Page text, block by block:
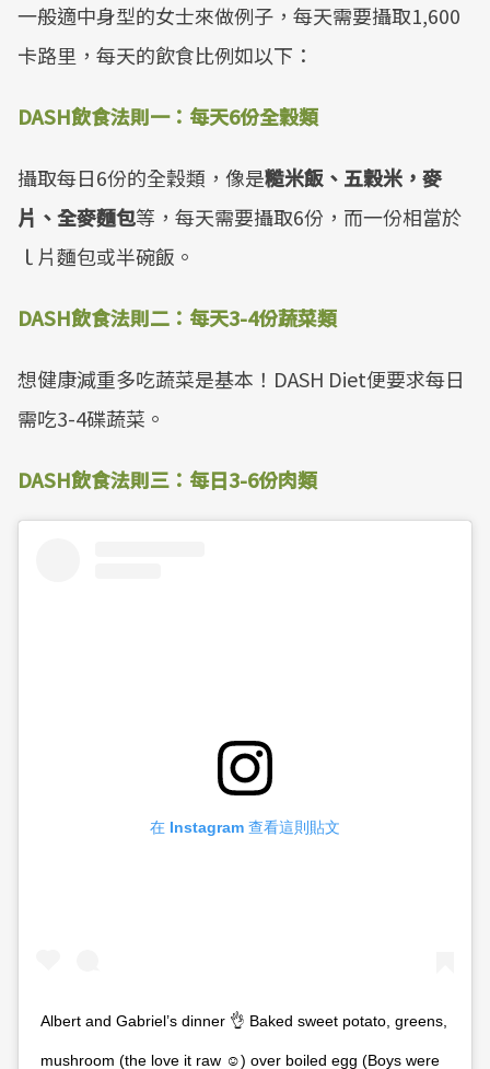
一般適中身型的女士來做例子，每天需要攝取1,600
卡路里，每天的飲食比例如以下：
DASH飲食法則一：每天6份全穀類
攝取每日6份的全穀類，像是糙米飯、五穀米，麥
片、全麥麵包等，每天需要攝取6份，而一份相當於
ｌ片麵包或半碗飯。
DASH飲食法則二：每天3-4份蔬菜類
想健康減重多吃蔬菜是基本！DASH Diet便要求每日
需吃3-4碟蔬菜。
DASH飲食法則三：每日3-6份肉類
在 Instagram 查看這則貼文
Albert and Gabriel’s dinner 👌 Baked sweet potato, greens,
mushroom (the love it raw ☺️) over boiled egg (Boys were